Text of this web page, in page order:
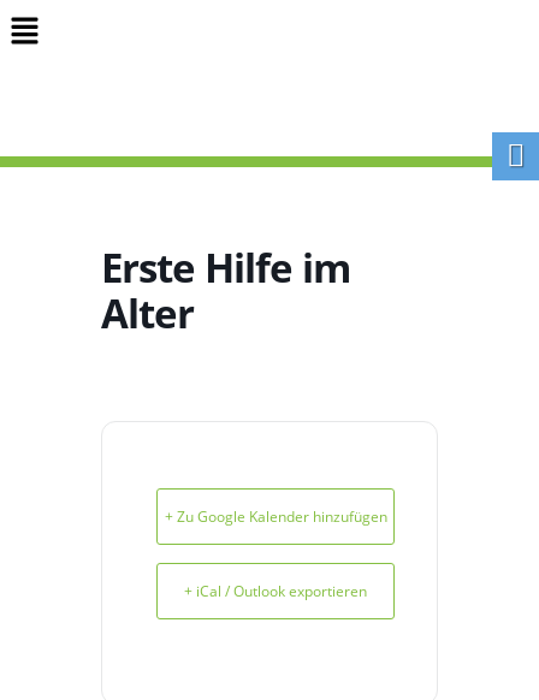
Erste Hilfe im
Alter
+ Zu Google Kalender hinzufügen
+ iCal / Outlook exportieren